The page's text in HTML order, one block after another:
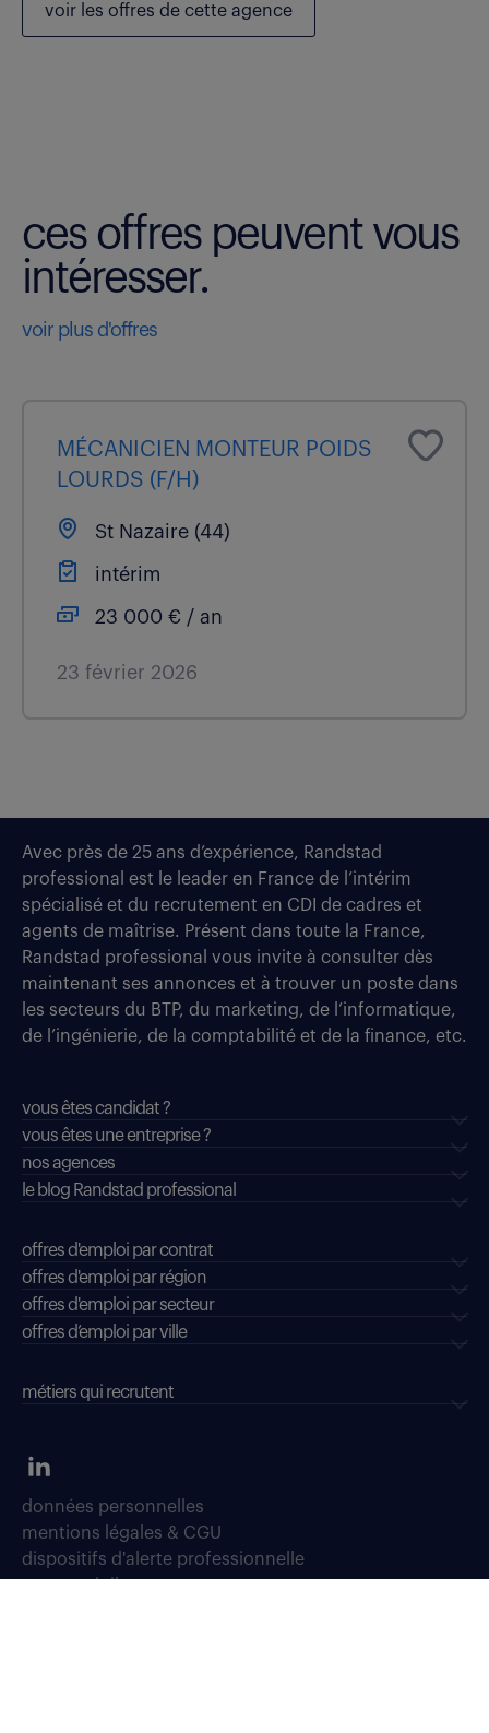
voir les offres de cette agence
ces offres peuvent vous
intéresser.
voir plus d'offres
MÉCANICIEN MONTEUR POIDS
LOURDS (F/H)
St Nazaire (44)
intérim
23 000 € / an
23 février 2026
Avec près de 25 ans d’expérience, Randstad
professional est le leader en France de l’intérim
spécialisé et du recrutement en CDI de cadres et
agents de maîtrise. Présent dans toute la France,
Randstad professional vous invite à consulter dès
maintenant ses annonces et à trouver un poste dans
les secteurs du BTP, du marketing, de l’informatique,
de l’ingénierie, de la comptabilité et de la finance, etc.
vous êtes candidat ?
vous êtes une entreprise ?
nos agences
le blog Randstad professional
offres d'emploi par contrat
offres d'emploi par région
offres d'emploi par secteur
offres d’emploi par ville
métiers qui recrutent
données personnelles
mentions légales & CGU
dispositifs d'alerte professionnelle